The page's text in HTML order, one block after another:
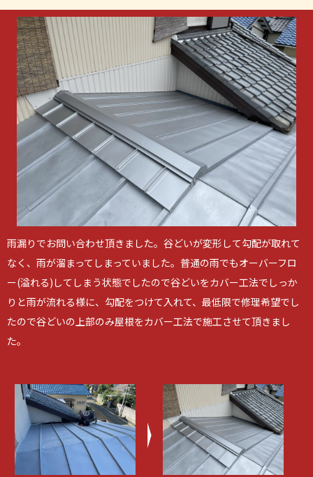
雨漏りでお問い合わせ頂きました。谷どいが変形して勾配が取れて
なく、雨が溜まってしまっていました。普通の雨でもオーバーフロ
ー(溢れる)してしまう状態でしたので谷どいをカバー工法でしっか
りと雨が流れる様に、勾配をつけて入れて、最低限で修理希望でし
たので谷どいの上部のみ屋根をカバー工法で施工させて頂きまし
た。